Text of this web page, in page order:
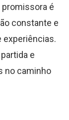
promissora é
constante e
experiências.
e
no caminho